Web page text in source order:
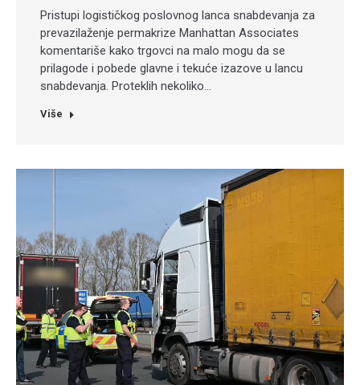
Pristupi logističkog poslovnog lanca snabdevanja za
prevazilaženje permakrize Manhattan Associates
komentariše kako trgovci na malo mogu da se
prilagode i pobede glavne i tekuće izazove u lancu
snabdevanja. Proteklih nekoliko…
Više